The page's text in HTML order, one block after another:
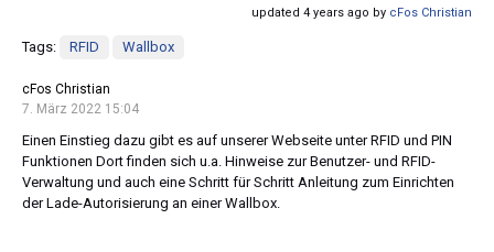
updated 4 years ago by cFos Christian
Tags: RFID Wallbox
cFos Christian
7. März 2022 15:04
Einen Einstieg dazu gibt es auf unserer Webseite unter RFID und PIN
Funktionen Dort finden sich u.a. Hinweise zur Benutzer- und RFID-
Verwaltung und auch eine Schritt für Schritt Anleitung zum Einrichten
der Lade-Autorisierung an einer Wallbox.